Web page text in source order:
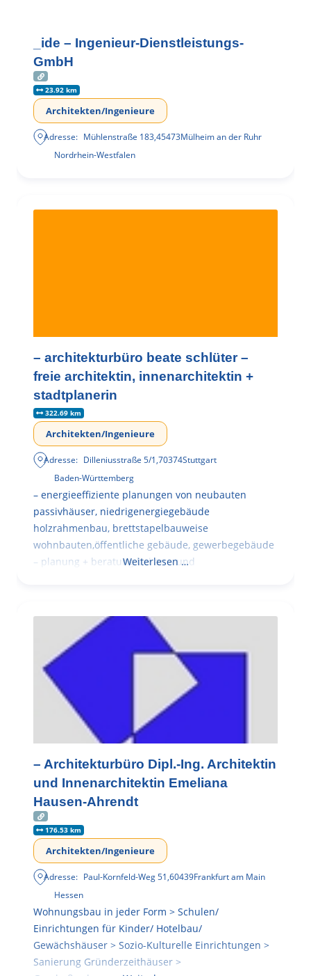
_ide – Ingenieur-Dienstleistungs-
GmbH
23.92 km
Architekten/Ingenieure
Adresse: Mühlenstraße 183,45473Mülheim an der Ruhr
Nordrhein-Westfalen
– architekturbüro beate schlüter –
freie architektin, innenarchitektin +
stadtplanerin
322.69 km
Architekten/Ingenieure
Adresse: Dilleniusstraße 5/1,70374Stuttgart
Baden-Württemberg
– energieeffiziente planungen von neubauten
passivhäuser, niedrigenergiegebäude
holzrahmenbau, brettstapelbauweise
wohnbauten,öffentliche gebäude, gewerbegebäude
– planung + beratung bei an – und
Weiterlesen …
– Architekturbüro Dipl.-Ing. Architektin
und Innenarchitektin Emeliana
Hausen-Ahrendt
176.53 km
Architekten/Ingenieure
Adresse: Paul-Kornfeld-Weg 51,60439Frankfurt am Main
Hessen
Wohnungsbau in jeder Form > Schulen/
Einrichtungen für Kinder/ Hotelbau/
Gewächshäuser > Sozio-Kulturelle Einrichtungen >
Sanierung Gründerzeithäuser >